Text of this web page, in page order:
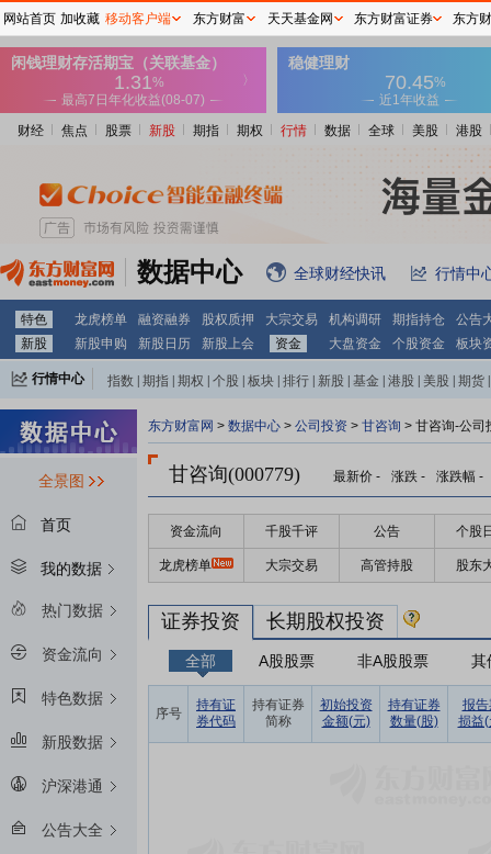
财经 焦点 股票 新股 期指 期权 行情 数据 全球 美股 港股
数据中心 全球财经快讯 行情中
特色 龙虎榜单 融资融券 股权质押 大宗交易 机构调研 期指持仓
公告
新股
新股申购 新股日历 新股上会 资金 大盘资金 个股资金 板块
行情中心 指数 期指 期权 个股 板块 排行 新股 基金 港股 美股 期货
全景图
首页
我的数据
热门数据
资金流向
特色数据
新股数据
沪深港通
公告大全
东方财富网 > 数据中心 > 公司投资 > 甘咨询 > 甘咨询-公司
甘咨询(000779) 最新价 - 涨跌 - 涨跌幅 -
资金流向 千股千评 公告 个股
龙虎榜单 大宗交易 高管持股 股东
证券投资 长期股权投资
全部 A股股票 非A股股票 其
序号
持有证
券代码
持有证券
简称
初始投资
金额(元)
持有证券
数量(股)
报告
损益(
网站首页 加收藏 移动客户端 东方财富 天天基金网 东方财富证券 东方